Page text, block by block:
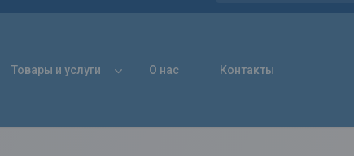
Товары и услуги О нас Контакты